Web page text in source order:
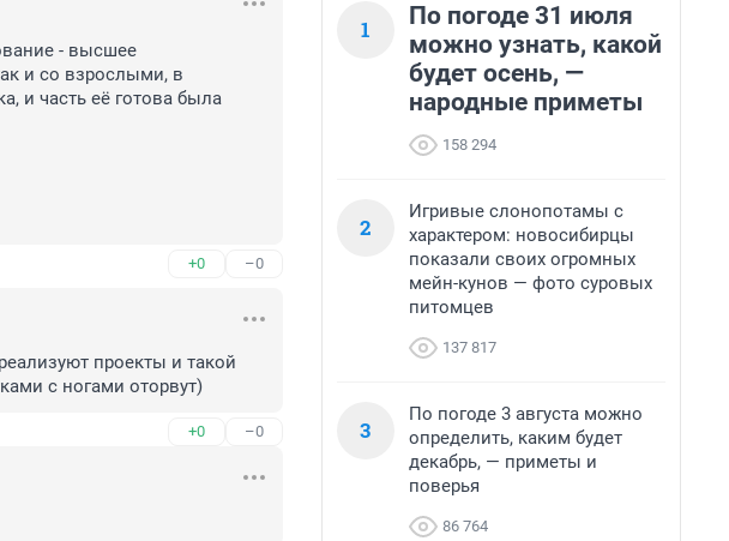
- высшее
и со взрослыми, в
и часть её готова была
+0 –0
проекты и такой
с ногами оторвут)
+0 –0
1
По погоде 31 июля
можно узнать, какой
будет осень, —
народные приметы
158 294
2
Игривые слонопотамы с
характером: новосибирцы
показали своих огромных
мейн-кунов — фото суровых
питомцев
137 817
3
По погоде 3 августа можно
определить, каким будет
декабрь, — приметы и
поверья
86 764